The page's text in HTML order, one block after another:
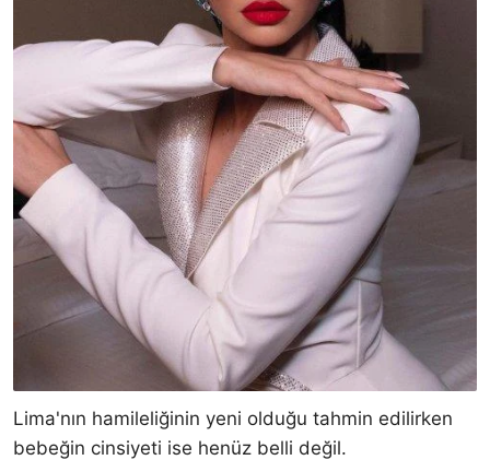
Lima'nın hamileliğinin yeni olduğu tahmin edilirken
bebeğin cinsiyeti ise henüz belli değil.